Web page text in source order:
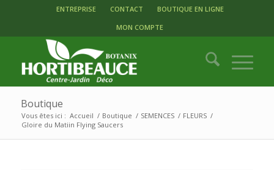
ENTREPRISE CONTACT
BOUTIQUE EN LIGNE
MON COMPTE
Boutique
Vous êtes ici : Accueil / Boutique / SEMENCES / FLEURS /
Gloire du Matiin Flying Saucers